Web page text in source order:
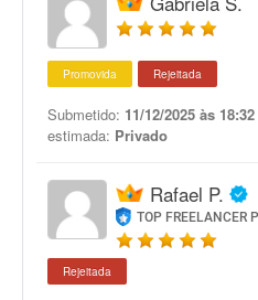
Promovida Rejeitada
Submetido: 11/12/2025 às 18:32
estimada: Privado
Rafael P.
TOP FREELANCER
Rejeitada